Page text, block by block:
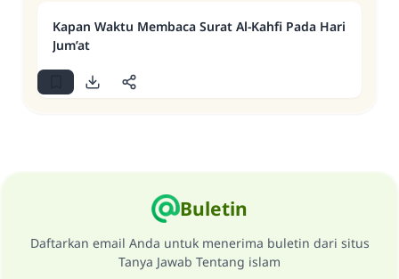
Kapan Waktu Membaca Surat Al-Kahfi Pada Hari
Jum’at
Buletin
Daftarkan email Anda untuk menerima buletin dari situs
Tanya Jawab Tentang islam